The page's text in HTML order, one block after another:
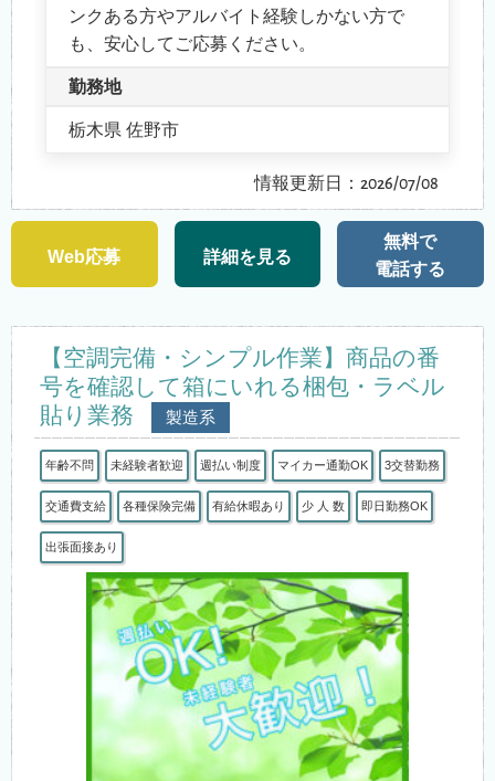
ンクある方やアルバイト経験しかない方で
も、安心してご応募ください。
勤務地
栃木県 佐野市
情報更新日：2026/07/08
Web応募 詳細を見る
無料で
電話する
【空調完備・シンプル作業】商品の番
号を確認して箱にいれる梱包・ラベル
貼り業務
製造系
年齢不問 未経験者歓迎 週払い制度 マイカー通勤OK 3交替勤務
交通費支給 各種保険完備 有給休暇あり 少 人 数 即日勤務OK
出張面接あり